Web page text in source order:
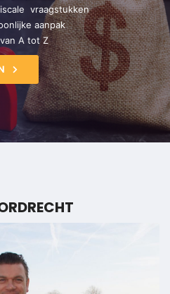
vraagstukken
aanpak
A tot Z